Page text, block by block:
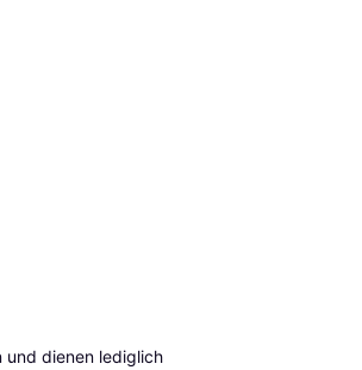
und dienen lediglich